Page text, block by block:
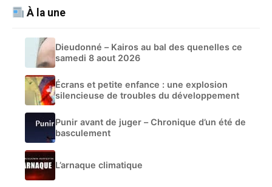
À la une
Dieudonné – Kairos au bal des quenelles ce
samedi 8 aout 2026
Écrans et petite enfance : une explosion
silencieuse de troubles du développement
Punir avant de juger – Chronique d’un été de
basculement
L’arnaque climatique